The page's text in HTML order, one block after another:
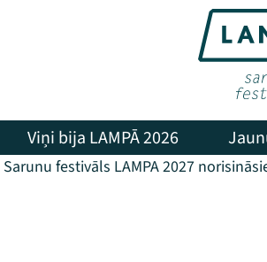
Viņi bija LAMPĀ 2026
Sarunu festivāls LAMPA 2027